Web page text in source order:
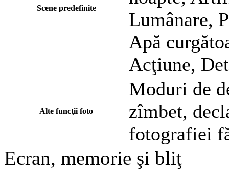
Scene predefinite
Lumânare,
Apă
Acţiune,
Alte funcţii foto
Moduri de
zîmbet,
fotografiei
Ecran, memorie şi bliţ